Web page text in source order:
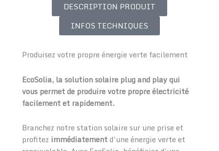
DESCRIPTION PRODUIT
INFOS TECHNIQUES
Produisez votre propre énergie verte facilement
EcoSolia, la solution solaire plug and play qui
vous permet de produire votre propre électricité
facilement et rapidement.
Branchez notre station solaire sur une prise et
profitez immédiatementd’une énergie verte et